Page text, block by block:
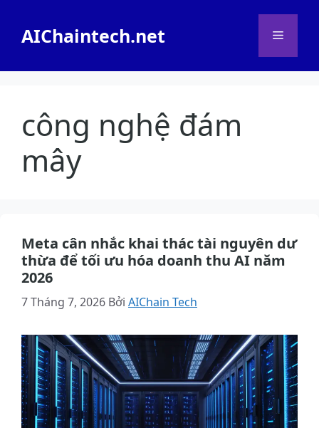
AIChaintech.net Menu
công nghệ đám
mây
Meta cân nhắc khai thác tài nguyên dư
thừa để tối ưu hóa doanh thu AI năm
2026
7 Tháng 7, 2026 Bởi AIChain Tech